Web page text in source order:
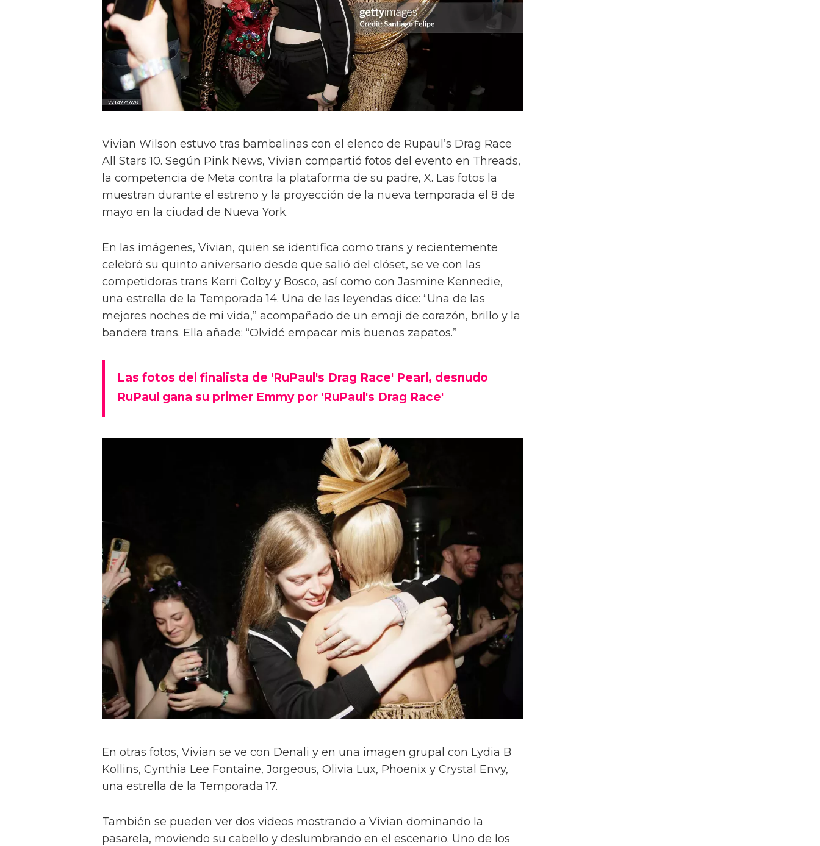
Vivian Wilson estuvo tras bambalinas con el elenco de Rupaul’s Drag Race
All Stars 10. Según Pink News, Vivian compartió fotos del evento en Threads,
la competencia de Meta contra la plataforma de su padre, X. Las fotos la
muestran durante el estreno y la proyección de la nueva temporada el 8 de
mayo en la ciudad de Nueva York.
En las imágenes, Vivian, quien se identifica como trans y recientemente
celebró su quinto aniversario desde que salió del clóset, se ve con las
competidoras trans Kerri Colby y Bosco, así como con Jasmine Kennedie,
una estrella de la Temporada 14. Una de las leyendas dice: “Una de las
mejores noches de mi vida,” acompañado de un emoji de corazón, brillo y la
bandera trans. Ella añade: “Olvidé empacar mis buenos zapatos.”
Las fotos del finalista de 'RuPaul's Drag Race' Pearl, desnudo
RuPaul gana su primer Emmy por 'RuPaul's Drag Race'
En otras fotos, Vivian se ve con Denali y en una imagen grupal con Lydia B
Kollins, Cynthia Lee Fontaine, Jorgeous, Olivia Lux, Phoenix y Crystal Envy,
una estrella de la Temporada 17.
También se pueden ver dos videos mostrando a Vivian dominando la
pasarela, moviendo su cabello y deslumbrando en el escenario. Uno de los